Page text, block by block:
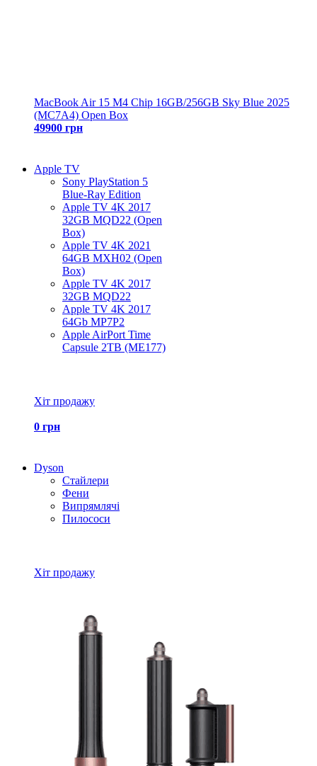
MacBook Air 15 M4 Chip 16GB/256GB Sky Blue 2025
(MC7A4) Open Box
49900 грн
Apple TV
Sony PlayStation 5
Blue-Ray Edition
Apple TV 4K 2017
32GB MQD22 (Open
Box)
Apple TV 4K 2021
64GB MXH02 (Open
Box)
Apple TV 4K 2017
32GB MQD22
Apple TV 4K 2017
64Gb MP7P2
Apple AirPort Time
Capsule 2TB (ME177)
Хіт продажу
0 грн
Dyson
Стайлери
Фени
Випрямлячі
Пилососи
Хіт продажу